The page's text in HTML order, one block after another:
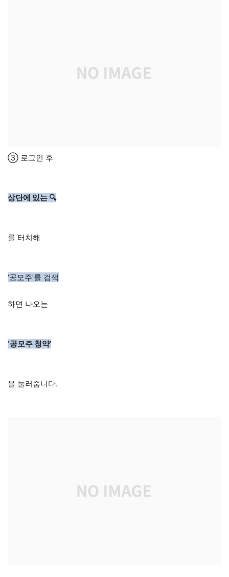
③ 로그인 후
상단에 있는 🔍
를 터치해
‘공모주’를 검색
하면 나오는
‘공모주 청약’
을 눌러줍니다.